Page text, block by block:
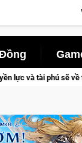
về tay kẻ đoạt được